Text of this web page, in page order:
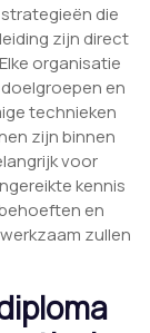
die
zijn direct
organisatie
en
technieken
zijn binnen
voor
kennis
en
zullen